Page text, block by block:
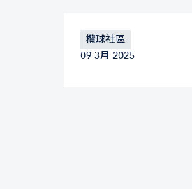
欖球社區
09 3月 2025